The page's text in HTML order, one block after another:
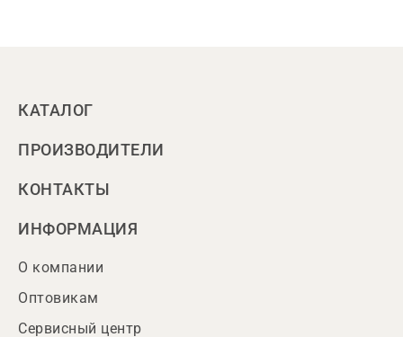
КАТАЛОГ
ПРОИЗВОДИТЕЛИ
КОНТАКТЫ
ИНФОРМАЦИЯ
О компании
Оптовикам
Сервисный центр